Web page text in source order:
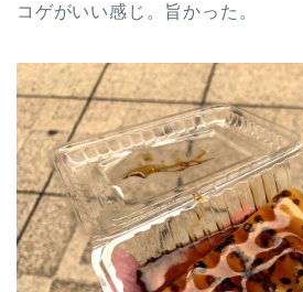
コゲがいい感じ。旨かった。